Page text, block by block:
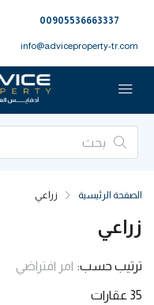
00905536663337⁩
info@adviceproperty-tr.com
الصفحة الرئيسية زراعي
زراعي
35 عقارات
ترتيب حسب: امر افتراضي